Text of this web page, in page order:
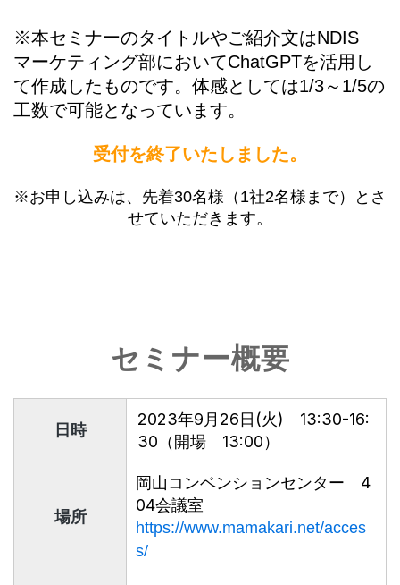
※本セミナーのタイトルやご紹介文はNDIS
マーケティング部においてChatGPTを活用し
て作成したものです。体感としては1/3～1/5の
工数で可能となっています。
受付を終了いたしました。
※お申し込みは、先着30名様（1社2名様まで）とさ
せていただきます。
セミナー概要
日時
2023年9月26日(火) 13:30-16:
30（開場 13:00）
場所
岡山コンベンションセンター 4
04会議室
https://www.mamakari.net/acces
s/